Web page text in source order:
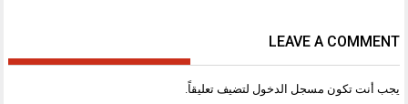
LEAVE A COMMENT
يجب أنت تكون مسجل الدخول لتضيف تعليقاً.